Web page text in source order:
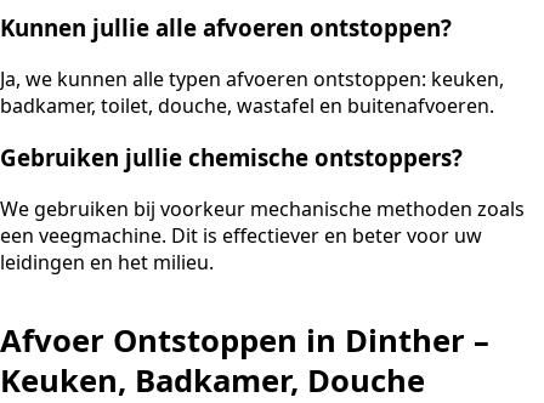
Kunnen jullie alle afvoeren ontstoppen?
Ja, we kunnen alle typen afvoeren ontstoppen: keuken,
badkamer, toilet, douche, wastafel en buitenafvoeren.
Gebruiken jullie chemische ontstoppers?
We gebruiken bij voorkeur mechanische methoden zoals
een veegmachine. Dit is effectiever en beter voor uw
leidingen en het milieu.
Afvoer Ontstoppen in Dinther –
Keuken, Badkamer, Douche